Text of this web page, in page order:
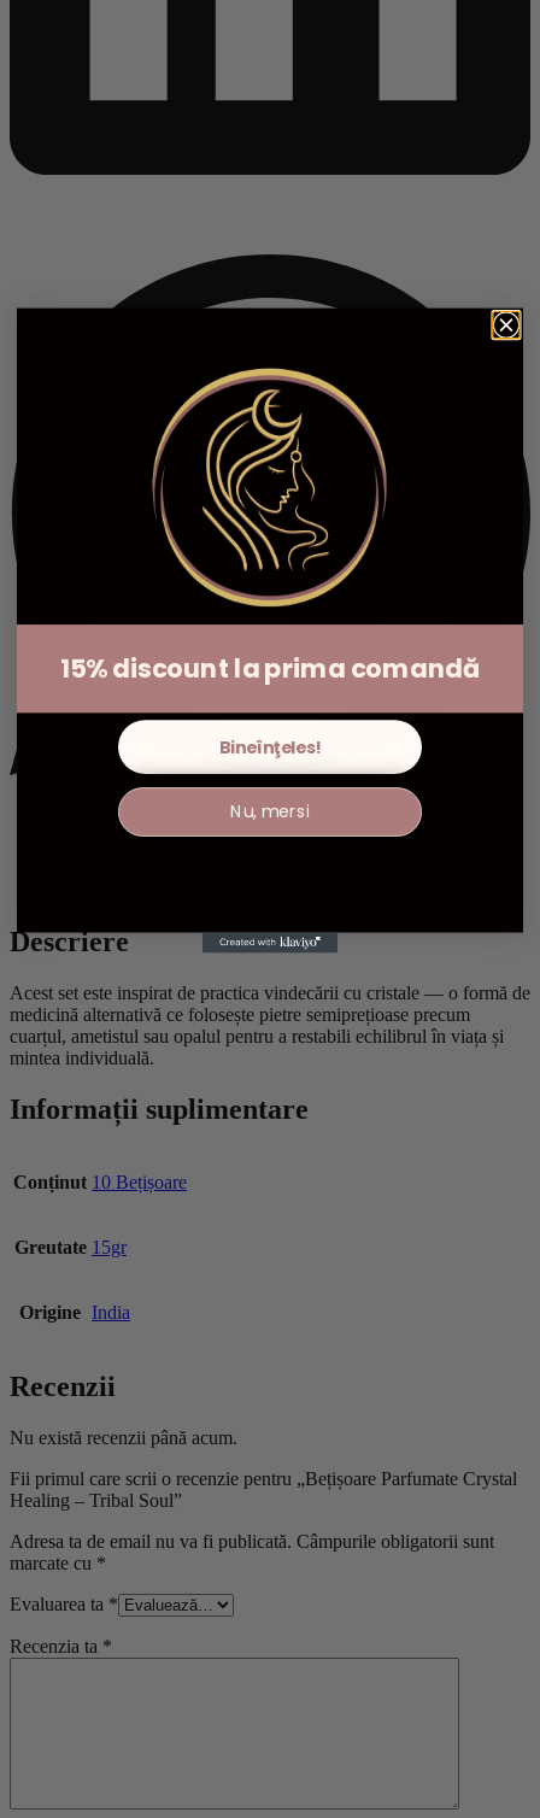
Descriere
Acest set este inspirat de practica vindecării cu cristale — o formă de
medicină alternativă ce folosește pietre semiprețioase precum
cuarțul, ametistul sau opalul pentru a restabili echilibrul în viața și
mintea individuală.
Informații suplimentare
Conținut 10 Bețișoare
Greutate 15gr
Origine India
Recenzii
Nu există recenzii până acum.
Fii primul care scrii o recenzie pentru „Bețișoare Parfumate Crystal
Healing – Tribal Soul”
Adresa ta de email nu va fi publicată. Câmpurile obligatorii sunt
marcate cu *
Evaluarea ta *
Recenzia ta *
15% discount la prima comandă
Bineînţeles!
Nu, mersi